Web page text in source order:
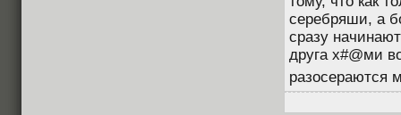
серебряши, а
сразу
друга х#@ми
разосераются